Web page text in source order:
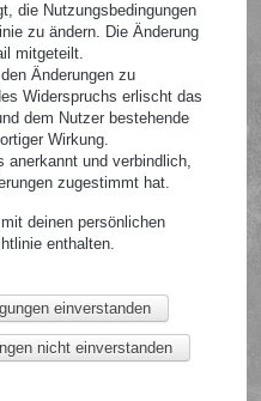
die Nutzungsbedingungen
zu ändern. Die Änderung
mitgeteilt.
Änderungen zu
Widerspruchs erlischt das
dem Nutzer bestehende
Wirkung.
anerkannt und verbindlich,
zugestimmt hat.
deinen persönlichen
enthalten.